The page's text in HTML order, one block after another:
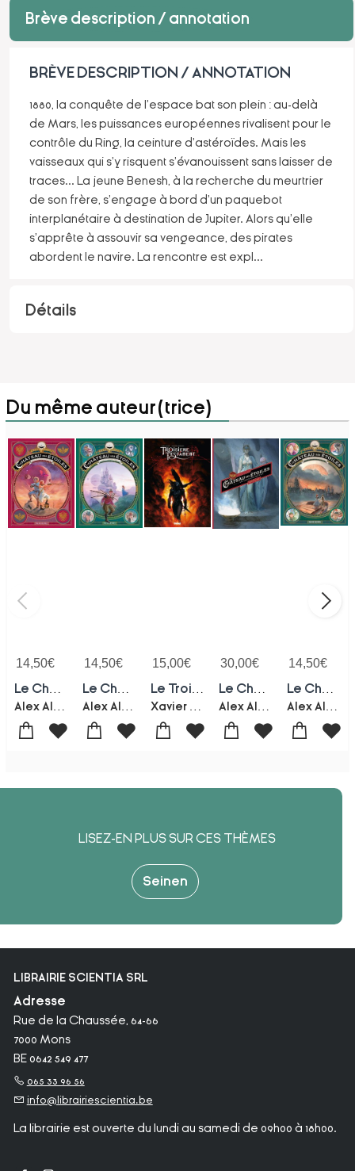
Brève description / annotation
BRÈVE DESCRIPTION / ANNOTATION
1880, la conquête de l'espace bat son plein : au-delà
de Mars, les puissances européennes rivalisent pour le
contrôle du Ring, la ceinture d'astéroïdes. Mais les
vaisseaux qui s'y risquent s'évanouissent sans laisser de
traces... La jeune Benesh, à la recherche du meurtrier
de son frère, s'engage à bord d'un paquebot
interplanétaire à destination de Jupiter. Alors qu'elle
s'apprête à assouvir sa vengeance, des pirates
abordent le navire. La rencontre est expl ...
Détails
Du même auteur(trice)
14,50€ 14,50€ 15,00€ 30,00€ 14,50€
Seinen
LISEZ-EN PLUS SUR CES THÈMES
LIBRAIRIE SCIENTIA SRL
Adresse
Rue de la Chaussée, 64-66
7000 Mons
BE 0642 549 477
065 33 96 56
info@librairiescientia.be
La librairie est ouverte du lundi au samedi de 09h00 à 18h00.